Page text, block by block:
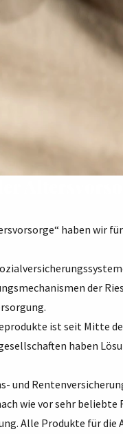
haben wir
der
ist seit Mitte
haben
und
wie vor sehr
Alle Produkte für